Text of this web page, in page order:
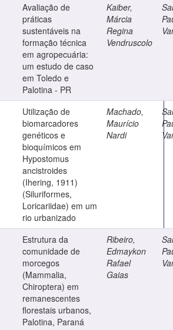
Avaliação de
práticas
sustentáveis na
formação técnica
em agropecuária:
um estudo de caso
em Toledo e
Palotina - PR
Kaiber,
Márcia
Regina
Vendruscolo
Utilização de
biomarcadores
genéticos e
bioquímicos em
Hypostomus
ancistroides
(Ihering, 1911)
(Siluriformes,
Loricariidae) em um
rio urbanizado
Machado,
Maurício
Nardi
Estrutura da
comunidade de
morcegos
(Mammalia,
Chiroptera) em
remanescentes
florestais urbanos,
Palotina, Paraná
Ribeiro,
Edmaykon
Rafael
Gaias